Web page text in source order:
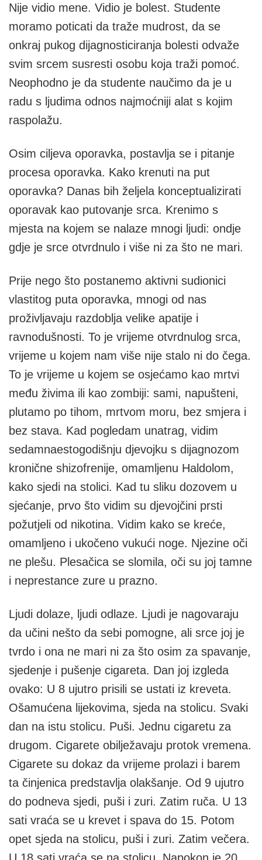
Nije vidio mene. Vidio je bolest. Studente
moramo poticati da traže mudrost, da se
onkraj pukog dijagnosticiranja bolesti odvaže
svim srcem susresti osobu koja traži pomoć.
Neophodno je da studente naučimo da je u
radu s ljudima odnos najmoćniji alat s kojim
raspolažu.
Osim ciljeva oporavka, postavlja se i pitanje
procesa oporavka. Kako krenuti na put
oporavka? Danas bih željela konceptualizirati
oporavak kao putovanje srca. Krenimo s
mjesta na kojem se nalaze mnogi ljudi: ondje
gdje je srce otvrdnulo i više ni za što ne mari.
Prije nego što postanemo aktivni sudionici
vlastitog puta oporavka, mnogi od nas
proživljavaju razdoblja velike apatije i
ravnodušnosti. To je vrijeme otvrdnulog srca,
vrijeme u kojem nam više nije stalo ni do čega.
To je vrijeme u kojem se osjećamo kao mrtvi
među živima ili kao zombiji: sami, napušteni,
plutamo po tihom, mrtvom moru, bez smjera i
bez stava. Kad pogledam unatrag, vidim
sedamnaestogodišnju djevojku s dijagnozom
kronične shizofrenije, omamljenu Haldolom,
kako sjedi na stolici. Kad tu sliku dozovem u
sjećanje, prvo što vidim su djevojčini prsti
požutjeli od nikotina. Vidim kako se kreće,
omamljeno i ukočeno vukući noge. Njezine oči
ne plešu. Plesačica se slomila, oči su joj tamne
i neprestance zure u prazno.
Ljudi dolaze, ljudi odlaze. Ljudi je nagovaraju
da učini nešto da sebi pomogne, ali srce joj je
tvrdo i ona ne mari ni za što osim za spavanje,
sjedenje i pušenje cigareta. Dan joj izgleda
ovako: U 8 ujutro prisili se ustati iz kreveta.
Ošamućena lijekovima, sjeda na stolicu. Svaki
dan na istu stolicu. Puši. Jednu cigaretu za
drugom. Cigarete obilježavaju protok vremena.
Cigarete su dokaz da vrijeme prolazi i barem
ta činjenica predstavlja olakšanje. Od 9 ujutro
do podneva sjedi, puši i zuri. Zatim ruča. U 13
sati vraća se u krevet i spava do 15. Potom
opet sjeda na stolicu, puši i zuri. Zatim večera.